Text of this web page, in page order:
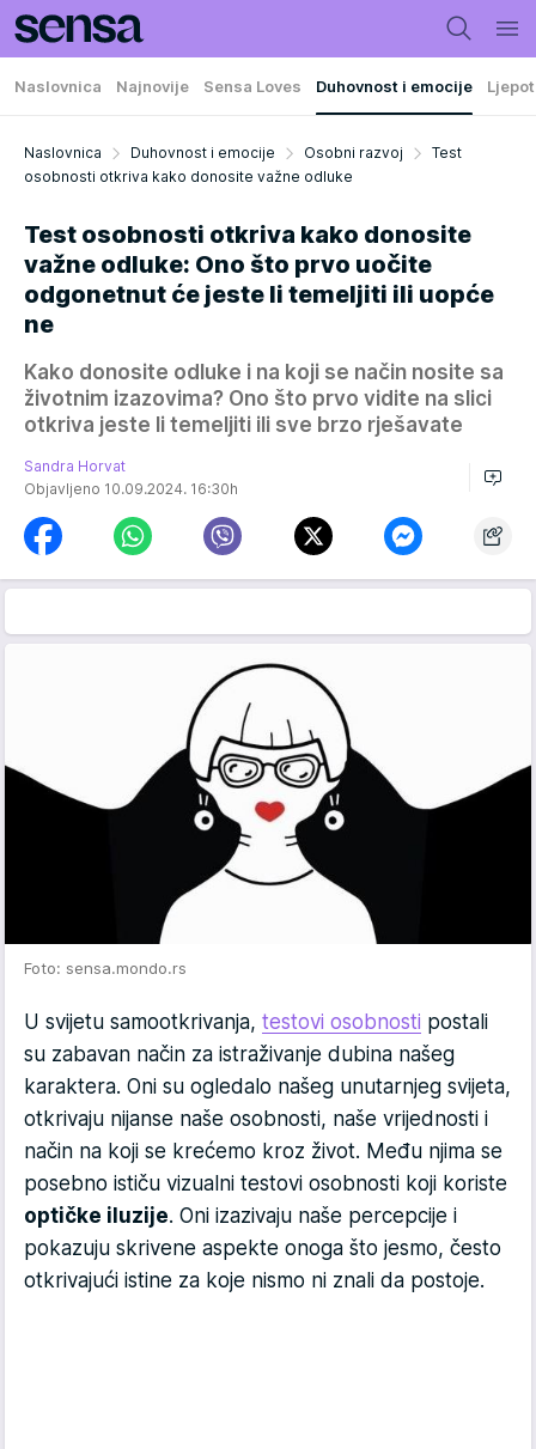
Naslovnica Najnovije Sensa Loves Duhovnost i emocije
Naslovnica Duhovnost i emocije Osobni razvoj
Test
osobnosti otkriva kako donosite važne odluke
Test osobnosti otkriva kako donosite
važne odluke: Ono što prvo uočite
odgonetnut će jeste li temeljiti ili uopće
ne
Kako donosite odluke i na koji se način nosite sa
životnim izazovima? Ono što prvo vidite na slici
otkriva jeste li temeljiti ili sve brzo rješavate
Sandra Horvat
Objavljeno 10.09.2024. 16:30h
Foto: sensa.mondo.rs
U svijetu samootkrivanja, testovi osobnosti postali
su zabavan način za istraživanje dubina našeg
karaktera. Oni su ogledalo našeg unutarnjeg svijeta,
otkrivaju nijanse naše osobnosti, naše vrijednosti i
način na koji se krećemo kroz život. Među njima se
posebno ističu vizualni testovi osobnosti koji koriste
optičke iluzije. Oni izazivaju naše percepcije i
pokazuju skrivene aspekte onoga što jesmo, često
otkrivajući istine za koje nismo ni znali da postoje.